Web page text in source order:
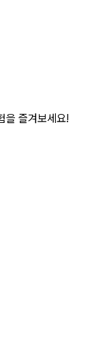
을 즐겨보세요!